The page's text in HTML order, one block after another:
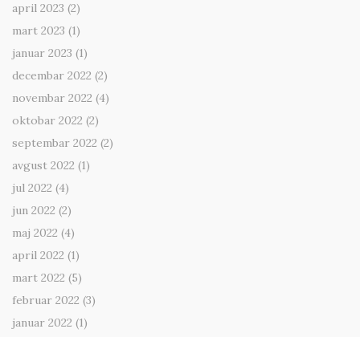
april 2023 (2)
mart 2023 (1)
januar 2023 (1)
decembar 2022 (2)
novembar 2022 (4)
oktobar 2022 (2)
septembar 2022 (2)
avgust 2022 (1)
jul 2022 (4)
jun 2022 (2)
maj 2022 (4)
april 2022 (1)
mart 2022 (5)
februar 2022 (3)
januar 2022 (1)